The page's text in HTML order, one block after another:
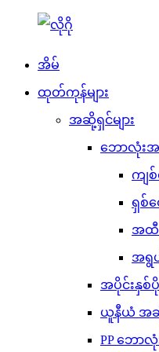
အိမ်
ထုတ်ကုန်များ
အဆို့ရှင်များ
ဘောလုံးအ
ကျ
ရှစ်
အထီ
အရွ
အပိုင်းနှစ်ပို
ယူနီယံ အ
PP ဘောလုံ